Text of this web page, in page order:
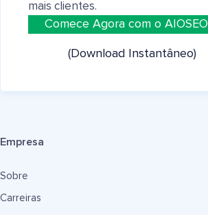
mais clientes.
Comece Agora com o AIOSEO
(Download Instantâneo)
Empresa
Sobre
Carreiras